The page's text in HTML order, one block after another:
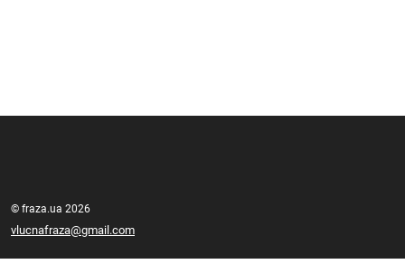
© fraza.ua 2026
vlucnafraza@gmail.com